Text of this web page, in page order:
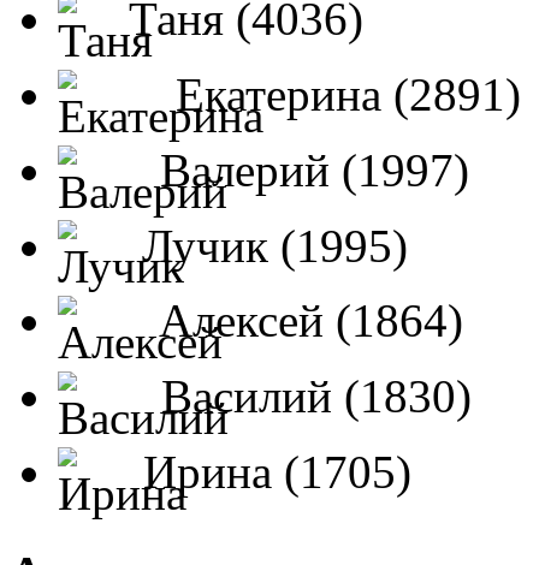
Таня (4036)
Екатерина (2891)
Валерий (1997)
Лучик (1995)
Алексей (1864)
Василий (1830)
Ирина (1705)